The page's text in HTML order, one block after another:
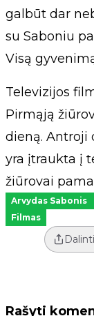
galbūt dar
su Saboniu
Visą
Televizijos
Pirmąją
dieną. Antroji
yra įtraukta į
žiūrovai
Arvydas Sabonis
Filmas
Rašyti